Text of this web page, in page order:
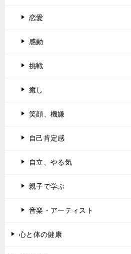
恋愛
感動
挑戦
癒し
笑顔、機嫌
自己肯定感
自立、やる気
親子で学ぶ
音楽・アーティスト
心と体の健康